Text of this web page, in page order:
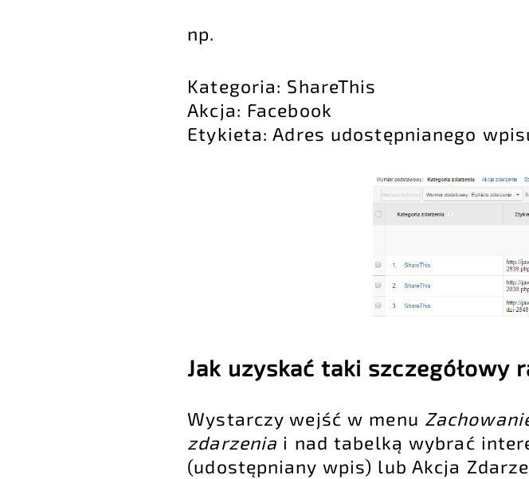
np.
Kategoria: ShareThis
Akcja: Facebook
Etykieta: Adres udostępnianego
Jak uzyskać taki szczegółowy
Wystarczy wejść w menu
zdarzenia i nad tabelką wybrać
(udostępniany wpis) lub Akcja